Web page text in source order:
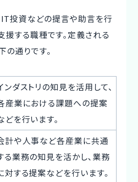
投資などの提言や助言を行
援する職種です。定義される
の通りです。
ンダストリの知見を活用して、
産業における課題への提案
どを行います。
計や人事など各産業に共通
る業務の知見を活かし、業務
対する提案などを行います。